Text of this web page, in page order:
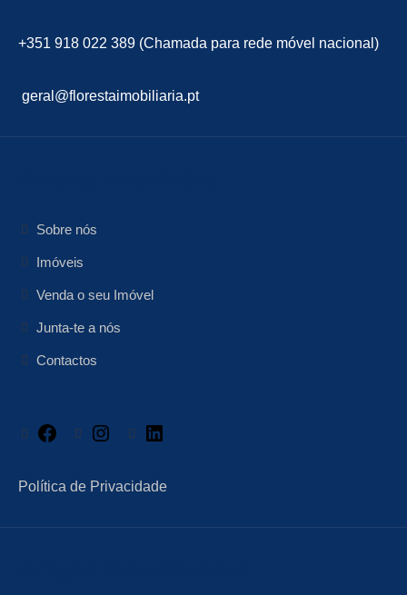
+351 918 022 389 (Chamada para rede móvel nacional)
geral@florestaimobiliaria.pt
Sobre nós
Imóveis
Venda o seu Imóvel
Junta-te a nós
Contactos
Facebook Instagram
Política de Privacidade